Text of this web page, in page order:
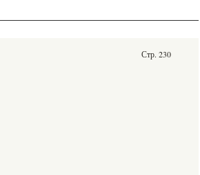
Стр. 230